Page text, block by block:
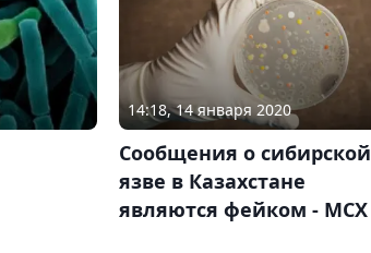
14:18, 14 января 2020
Сообщения о сибирской
язве в Казахстане
являются фейком - МСХ